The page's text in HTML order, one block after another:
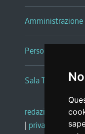
Persone e Uffici
Sala Tiziano
redazione web |
| privacy